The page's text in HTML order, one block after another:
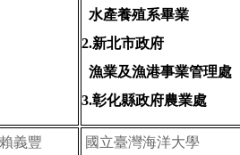
水產養殖系畢業
2.新北市政府
漁業及漁港事業管理處
3.彰化縣政府農業處
賴義豐
國立臺灣海洋大學